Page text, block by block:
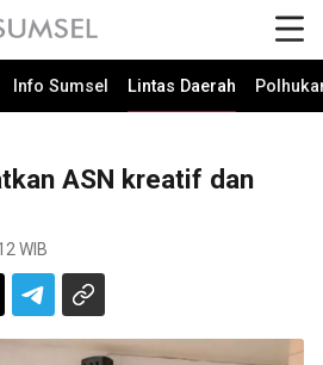
Info Sumsel Lintas Daerah
ASN kreatif dan
WIB